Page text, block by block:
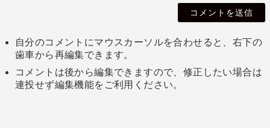
自分のコメントにマウスカーソルを合わせると、右下の
歯車から再編集できます。
コメントは後から編集できますので、修正したい場合は
連投せず編集機能をご利用ください。